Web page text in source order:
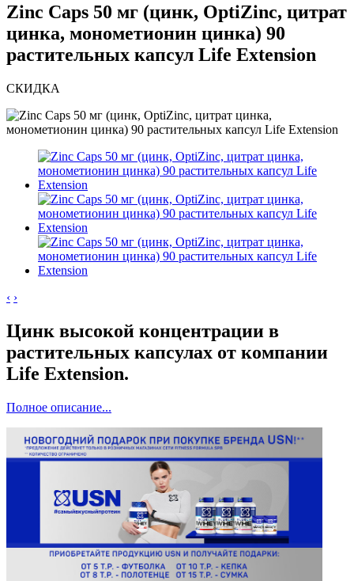
Zinc Caps 50 мг (цинк, OptiZinc, цитрат
цинка, монометионин цинка) 90
растительных капсул Life Extension
СКИДКА
‹ ›
Цинк высокой концентрации в
растительных капсулах от компании
Life Extension.
Полное описание...